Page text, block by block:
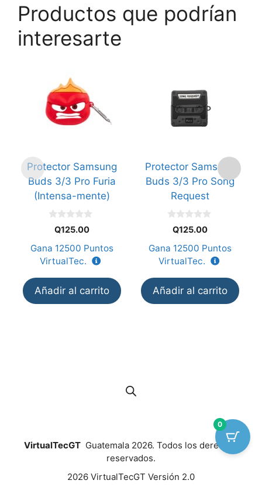
Productos que podrían
interesarte
Protector Samsung
Buds 3/3 Pro Furia
(Intensa-mente)
5
Q125.00
Gana 12500 Puntos
VirtualTec.
Añadir al carrito
Protector Samsung
Buds 3/3 Pro Song
Request
5
Q125.00
Gana 12500 Puntos
VirtualTec.
Añadir al carrito
VirtualTecGTGuatemala 2026. Todos los derechos
reservados.
2026 VirtualTecGT Versión 2.0
0